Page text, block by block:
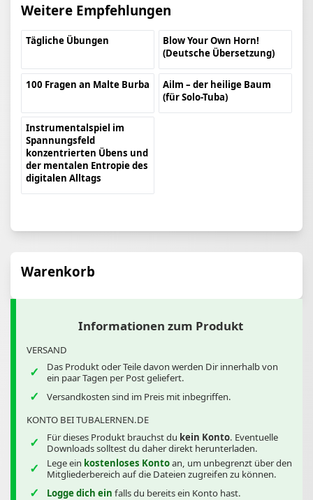
Weitere Empfehlungen
Tägliche Übungen
Blow Your Own Horn!
(Deutsche Übersetzung)
100 Fragen an Malte Burba
Ailm – der heilige Baum
(für Solo-Tuba)
Instrumentalspiel im
Spannungsfeld
konzentrierten Übens und
der mentalen Entropie des
digitalen Alltags
Warenkorb
Informationen zum Produkt
VERSAND
Das Produkt oder Teile davon werden Dir innerhalb von
ein paar Tagen per Post geliefert.
Versandkosten sind im Preis mit inbegriffen.
KONTO BEI TUBALERNEN.DE
Für dieses Produkt brauchst du kein Konto. Eventuelle
Downloads solltest du daher direkt herunterladen.
Lege ein kostenloses Kontoan, um unbegrenzt über den
Mitgliederbereich auf die Dateien zugreifen zu können.
Logge dich ein falls du bereits ein Konto hast.